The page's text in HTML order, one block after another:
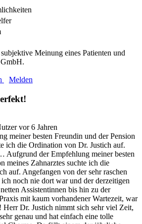
Meinung eines Patienten und
Melden
vor 6 Jahren
meiner besten Freundin und der Pension
ich die Ordination von Dr. Justich auf.
Aufgrund der Empfehlung meiner besten
meines Zahnarztes suchte ich die
auf. Angefangen von der sehr raschen
noch nie dort war und der derzeitigen
Assistentinnen bis hin zu der
mit kaum vorhandener Wartezeit, war
Herr Dr. Justich nimmt sich sehr viel Zeit,
genau und hat einfach eine tolle